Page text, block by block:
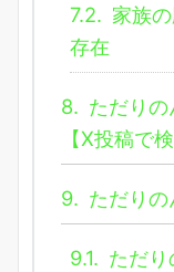
7.2. 家族
存在
8. ただり
【X投稿で検
9. ただり
9.1. ただり